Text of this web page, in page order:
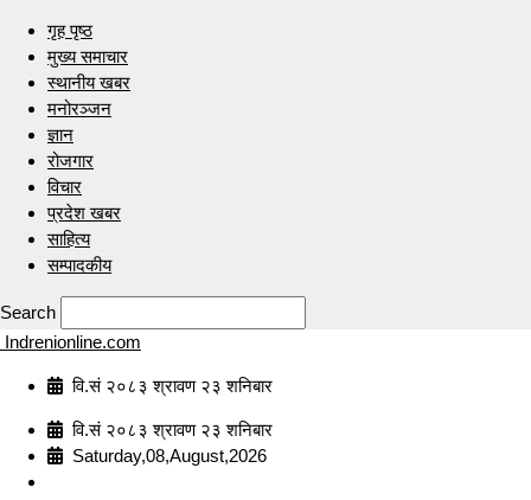
गृह पृष्ठ
मुख्य समाचार
स्थानीय खबर
मनोरञ्जन
ज्ञान
रोजगार
विचार
प्रदेश खबर
साहित्य
सम्पादकीय
Search
Indrenionline.com
वि.सं २०८३ श्रावण २३ शनिबार
वि.सं २०८३ श्रावण २३ शनिबार
Saturday,08,August,2026